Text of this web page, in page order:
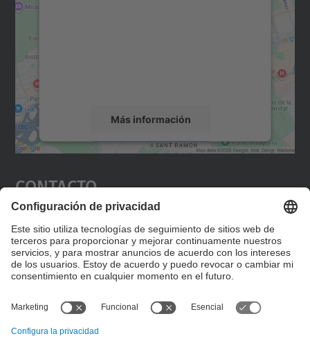
Más información
Aceptar
powered by
Contacto
Editad en la página "Contacto personalizado", que
encontraréis en la raíz de español, vuestros datos
personalizados de contacto.
Formulario de contacto